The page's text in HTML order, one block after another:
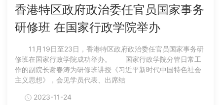
香港特区政府政治委任官员国家事务
研修班 在国家行政学院举办
11月19日至23日，香港特区政府政治委任官员国家事务研
修班在国家行政学院成功举办。 国家行政学院分管日常工
作的副院长谢春涛为研修班讲授《习近平新时代中国特色社会
主义思想》，会见学员代表、出席结
2023-11-24